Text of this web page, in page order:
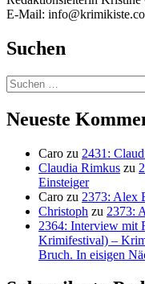
E-Mail:
Suchen
Suchen
nach:
Neueste
Caro zu 2431:
Claudia Rimkus zu
Einsteiger
Caro zu 2373: Alex
Christoph zu 2373:
2364: Interview mit
Krimifestival) –
Bruch. In eisigen